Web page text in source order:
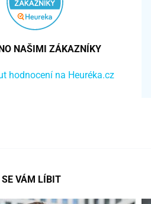
NAŠIMI ZÁKAZNÍKY
hodnocení na Heuréka.cz
VÁM LÍBIT